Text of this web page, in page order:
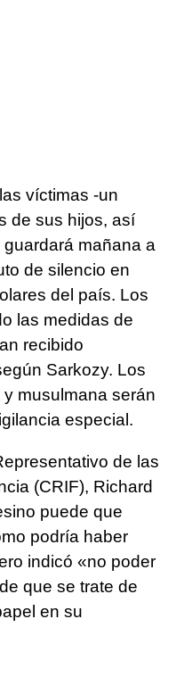
víctimas -un
de sus hijos, así
mañana a
de silencio en
del país. Los
las medidas de
recibido
Sarkozy. Los
musulmana serán
especial.
de las
(CRIF), Richard
puede que
podría haber
indicó «no poder
que se trate de
en su